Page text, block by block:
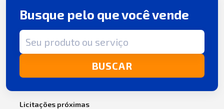
Busque pelo que você vende
Termo de busca
BUSCAR
Licitações próximas